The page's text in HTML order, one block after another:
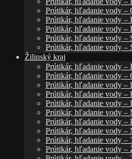
Prútikár, hľadanie vody –
Prútikár, hľadanie vody –
Prútikár, hľadanie vody –
Prútikár, hľadanie vody –
Prútikár, hľadanie vody –
Žilinský kraj
Prútikár, hľadanie vody –
Prútikár, hľadanie vody –
Prútikár, hľadanie vody –
Prútikár, hľadanie vody –
Prútikár, hľadanie vody –
Prútikár, hľadanie vody –
Prútikár, hľadanie vody –
Prútikár, hľadanie vody –
Prútikár, hľadanie vody –
Prútikár, hľadanie vody –